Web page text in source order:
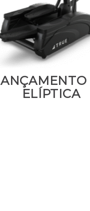
ELÍPTICA